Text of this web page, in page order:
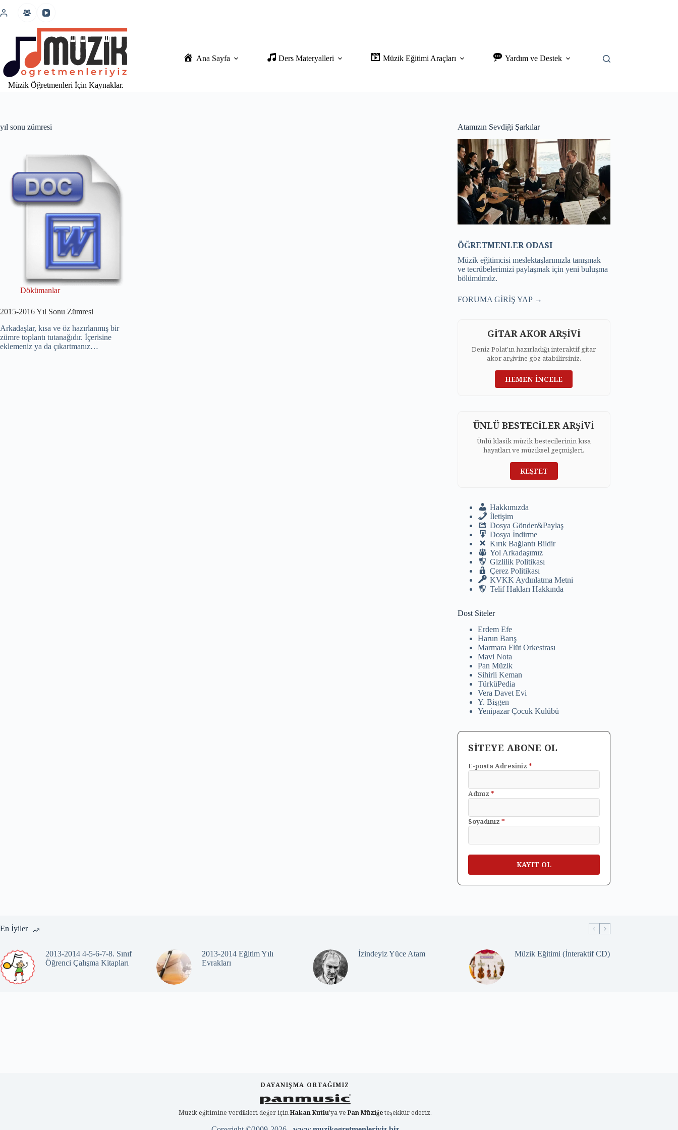
atla
Müzik Öğretmenleri İçin Kaynaklar.
Ana Sayfa Ders Materyalleri Müzik Eğitimi Araçları Yardım ve Destek
yıl sonu zümresi
Dökümanlar
2015-2016 Yıl Sonu Zümresi
Arkadaşlar, kısa ve öz hazırlanmış bir
zümre toplantı tutanağıdır. İçerisine
eklemeniz ya da çıkartmanız…
Atamızın Sevdiği Şarkılar
ÖĞRETMENLER ODASI
Müzik eğitimcisi meslektaşlarımızla tanışmak
ve tecrübelerimizi paylaşmak için yeni buluşma
bölümümüz.
FORUMA GİRİŞ YAP →
GİTAR AKOR ARŞİVİ
Deniz Polat'ın hazırladığı interaktif gitar
akor arşivine göz atabilirsiniz.
HEMEN İNCELE
ÜNLÜ BESTECİLER ARŞİVİ
Ünlü klasik müzik bestecilerinin kısa
hayatları ve müziksel geçmişleri.
KEŞFET
Hakkımızda
İletişim
Dosya Gönder&Paylaş
Dosya İndirme
Kırık Bağlantı Bildir
Yol Arkadaşımız
Gizlilik Politikası
Çerez Politikası
KVKK Aydınlatma Metni
Telif Hakları Hakkında
Dost Siteler
Erdem Efe
Harun Barış
Marmara Flüt Orkestrası
Mavi Nota
Pan Müzik
Sihirli Keman
TürküPedia
Vera Davet Evi
Y. Bişgen
Yenipazar Çocuk Kulübü
SİTEYE ABONE OL
E-posta Adresiniz*
Adınız*
Soyadınız*
En İyiler
2013-2014 4-5-6-7-8. Sınıf
Öğrenci Çalışma Kitapları
2013-2014 Eğitim Yılı
Evrakları
İzindeyiz Yüce Atam Müzik Eğitimi (İnteraktif CD)
DAYANIŞMA ORTAĞIMIZ
Müzik eğitimine verdikleri değer içinHakan Kutlu'ya ve Pan Müziğeteşekkür ederiz.